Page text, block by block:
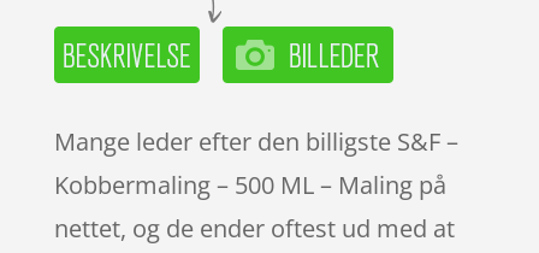
Mange leder efter den billigste S&F –
Kobbermaling – 500 ML – Maling på
nettet, og de ender oftest ud med at